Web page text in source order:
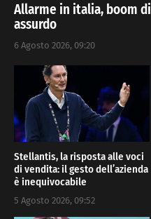
Allarme in italia, boom
assurdo
6 Agosto 2026, 09:20
Stellantis, la risposta alle voci
di vendita: il gesto dell’azienda
è inequivocabile
5 Agosto 2026, 09:52